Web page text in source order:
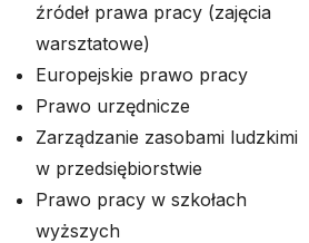
źródeł prawa pracy (zajęcia
warsztatowe)
Europejskie prawo pracy
Prawo urzędnicze
Zarządzanie zasobami ludzkimi
w przedsiębiorstwie
Prawo pracy w szkołach
wyższych